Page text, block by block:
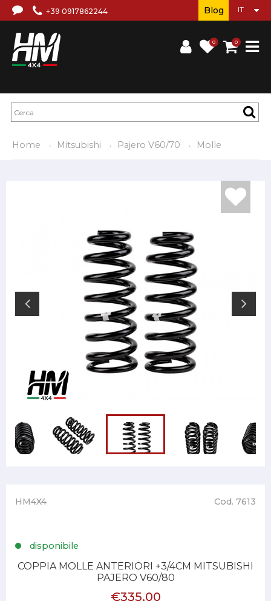
+39 0917862244
0 0
Blog
Home Mitsubishi Pajero V60/70 Molle
HM4X4 Cod. 7613
disponibile
COPPIA MOLLE ANTERIORI +3/4CM MITSUBISHI
PAJERO V60/80
€335,00